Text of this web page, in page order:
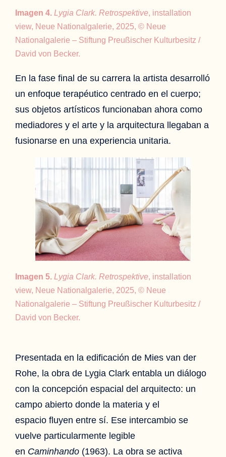
Imagen 4. Lygia Clark. Retrospektive, installation
view, Neue Nationalgalerie, 2025, © Neue
Nationalgalerie – Stiftung Preußischer Kulturbesitz /
David von Becker.
En la fase final de su carrera la artista desarrolló
un enfoque terapéutico centrado en el cuerpo;
sus objetos artísticos funcionaban ahora como
mediadores y el arte y la arquitectura llegaban a
fusionarse en una experiencia unitaria.
Imagen 5. Lygia Clark. Retrospektive, installation
view, Neue Nationalgalerie, 2025, © Neue
Nationalgalerie – Stiftung Preußischer Kulturbesitz /
David von Becker.
Presentada en la edificación de Mies van der
Rohe, la obra de Lygia Clark entabla un diálogo
con la concepción espacial del arquitecto: un
campo abierto donde la materia y el
espacio fluyen entre sí. Ese intercambio se
vuelve particularmente legible
en Caminhando (1963). La obra se activa